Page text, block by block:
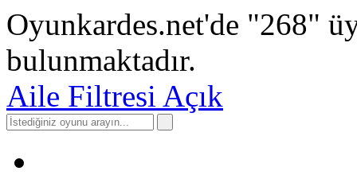
Oyunkardes.net'de "268"
bulunmaktadır.
Aile Filtresi Açık